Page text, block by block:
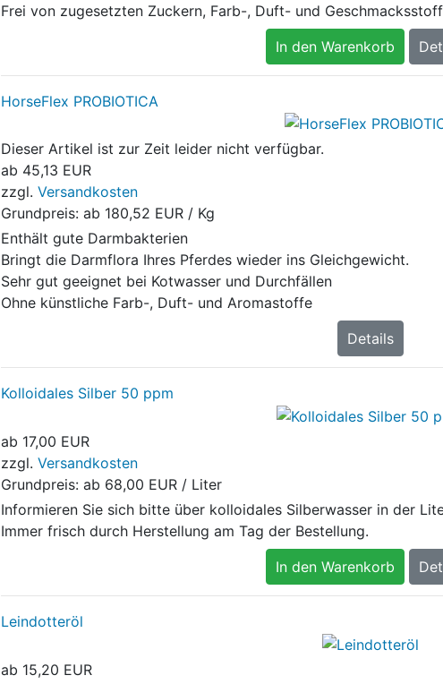
Frei von zugesetzten Zuckern, Farb-, Duft- und
In den Warenkorb
HorseFlex PROBIOTICA
Dieser Artikel ist zur Zeit leider nicht verfügbar.
ab 45,13 EUR
zzgl. Versandkosten
Grundpreis: ab 180,52 EUR / Kg
Enthält gute Darmbakterien
Bringt die Darmflora Ihres Pferdes wieder ins Gleichgewicht.
Sehr gut geeignet bei Kotwasser und Durchfällen
Ohne künstliche Farb-, Duft- und Aromastoffe
Details
Kolloidales Silber 50 ppm
ab 17,00 EUR
zzgl. Versandkosten
Grundpreis: ab 68,00 EUR / Liter
Informieren Sie sich bitte über kolloidales Silberwasser in der
Immer frisch durch Herstellung am Tag der Bestellung.
In den Warenkorb
Leindotteröl
ab 15,20 EUR